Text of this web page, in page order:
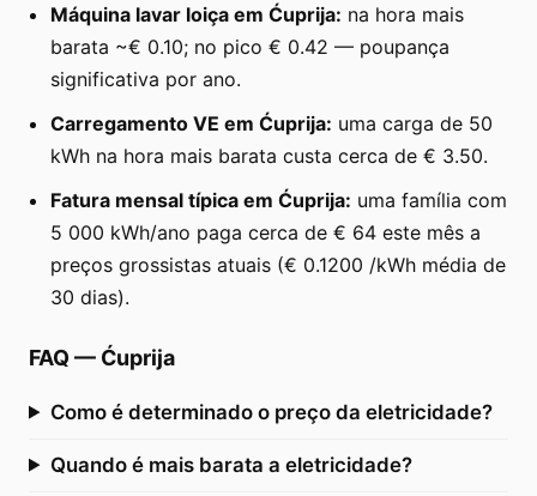
Máquina lavar loiça em Ćuprija: na hora mais
barata ~€ 0.10; no pico € 0.42 — poupança
significativa por ano.
Carregamento VE em Ćuprija: uma carga de 50
kWh na hora mais barata custa cerca de € 3.50.
Fatura mensal típica em Ćuprija: uma família com
5 000 kWh/ano paga cerca de € 64 este mês a
preços grossistas atuais (€ 0.1200 /kWh média de
30 dias).
FAQ — Ćuprija
Como é determinado o preço da eletricidade?
Quando é mais barata a eletricidade?